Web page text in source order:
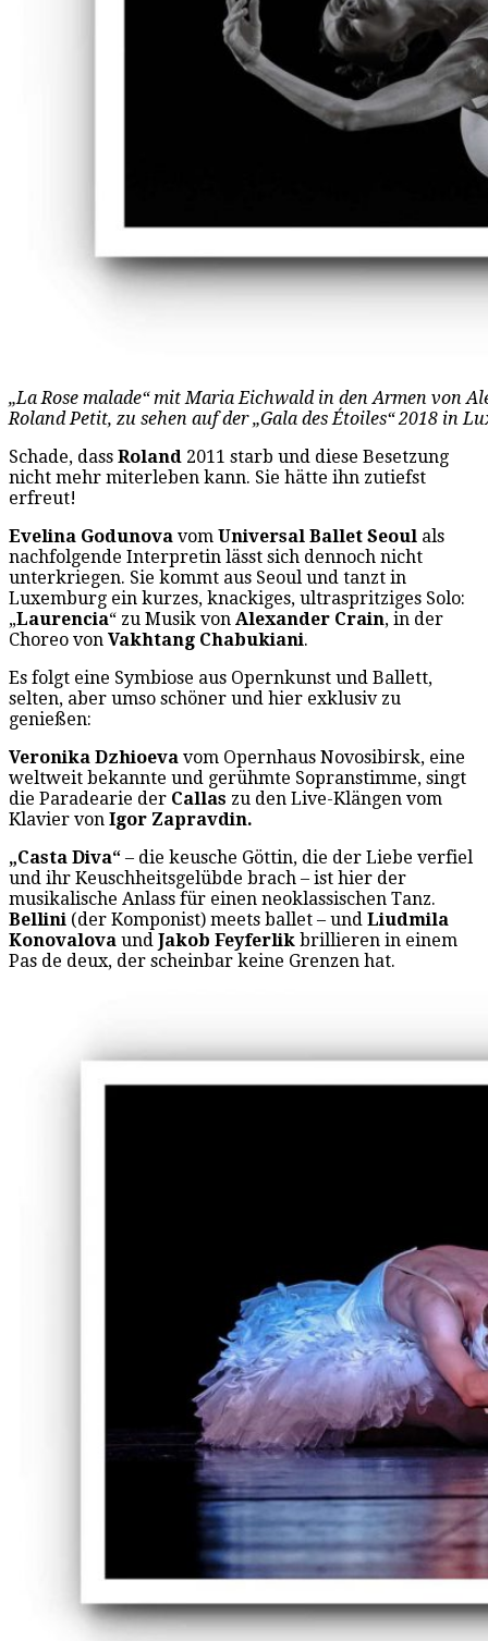
„La Rose malade“ mit Maria Eichwald in den Armen von
Roland Petit, zu sehen auf der „Gala des Étoiles“ 2018 in
Schade, dass Roland 2011 starb und diese Besetzung
nicht mehr miterleben kann. Sie hätte ihn zutiefst
erfreut!
Evelina Godunova vom Universal Ballet Seoul als
nachfolgende Interpretin lässt sich dennoch nicht
unterkriegen. Sie kommt aus Seoul und tanzt in
Luxemburg ein kurzes, knackiges, ultraspritziges Solo:
„Laurencia“ zu Musik von Alexander Crain, in der
Choreo von Vakhtang Chabukiani.
Es folgt eine Symbiose aus Opernkunst und Ballett,
selten, aber umso schöner und hier exklusiv zu
genießen:
Veronika Dzhioeva vom Opernhaus Novosibirsk, eine
weltweit bekannte und gerühmte Sopranstimme, singt
die Paradearie der Callas zu den Live-Klängen vom
Klavier von Igor Zapravdin.
„Casta Diva“ – die keusche Göttin, die der Liebe verfiel
und ihr Keuschheitsgelübde brach – ist hier der
musikalische Anlass für einen neoklassischen Tanz.
Bellini (der Komponist) meets ballet – und Liudmila
Konovalova und Jakob Feyferlik brillieren in einem
Pas de deux, der scheinbar keine Grenzen hat.